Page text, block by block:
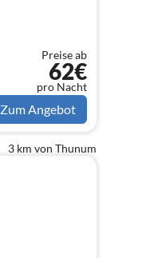
Preise ab
62€
pro Nacht
Zum Angebot
3 km von Thunum